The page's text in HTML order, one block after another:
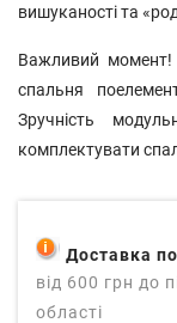
Доставка
від 600 грн до
області
вишуканості та
Важливий момент!
спальня
Зручність
комплектувати